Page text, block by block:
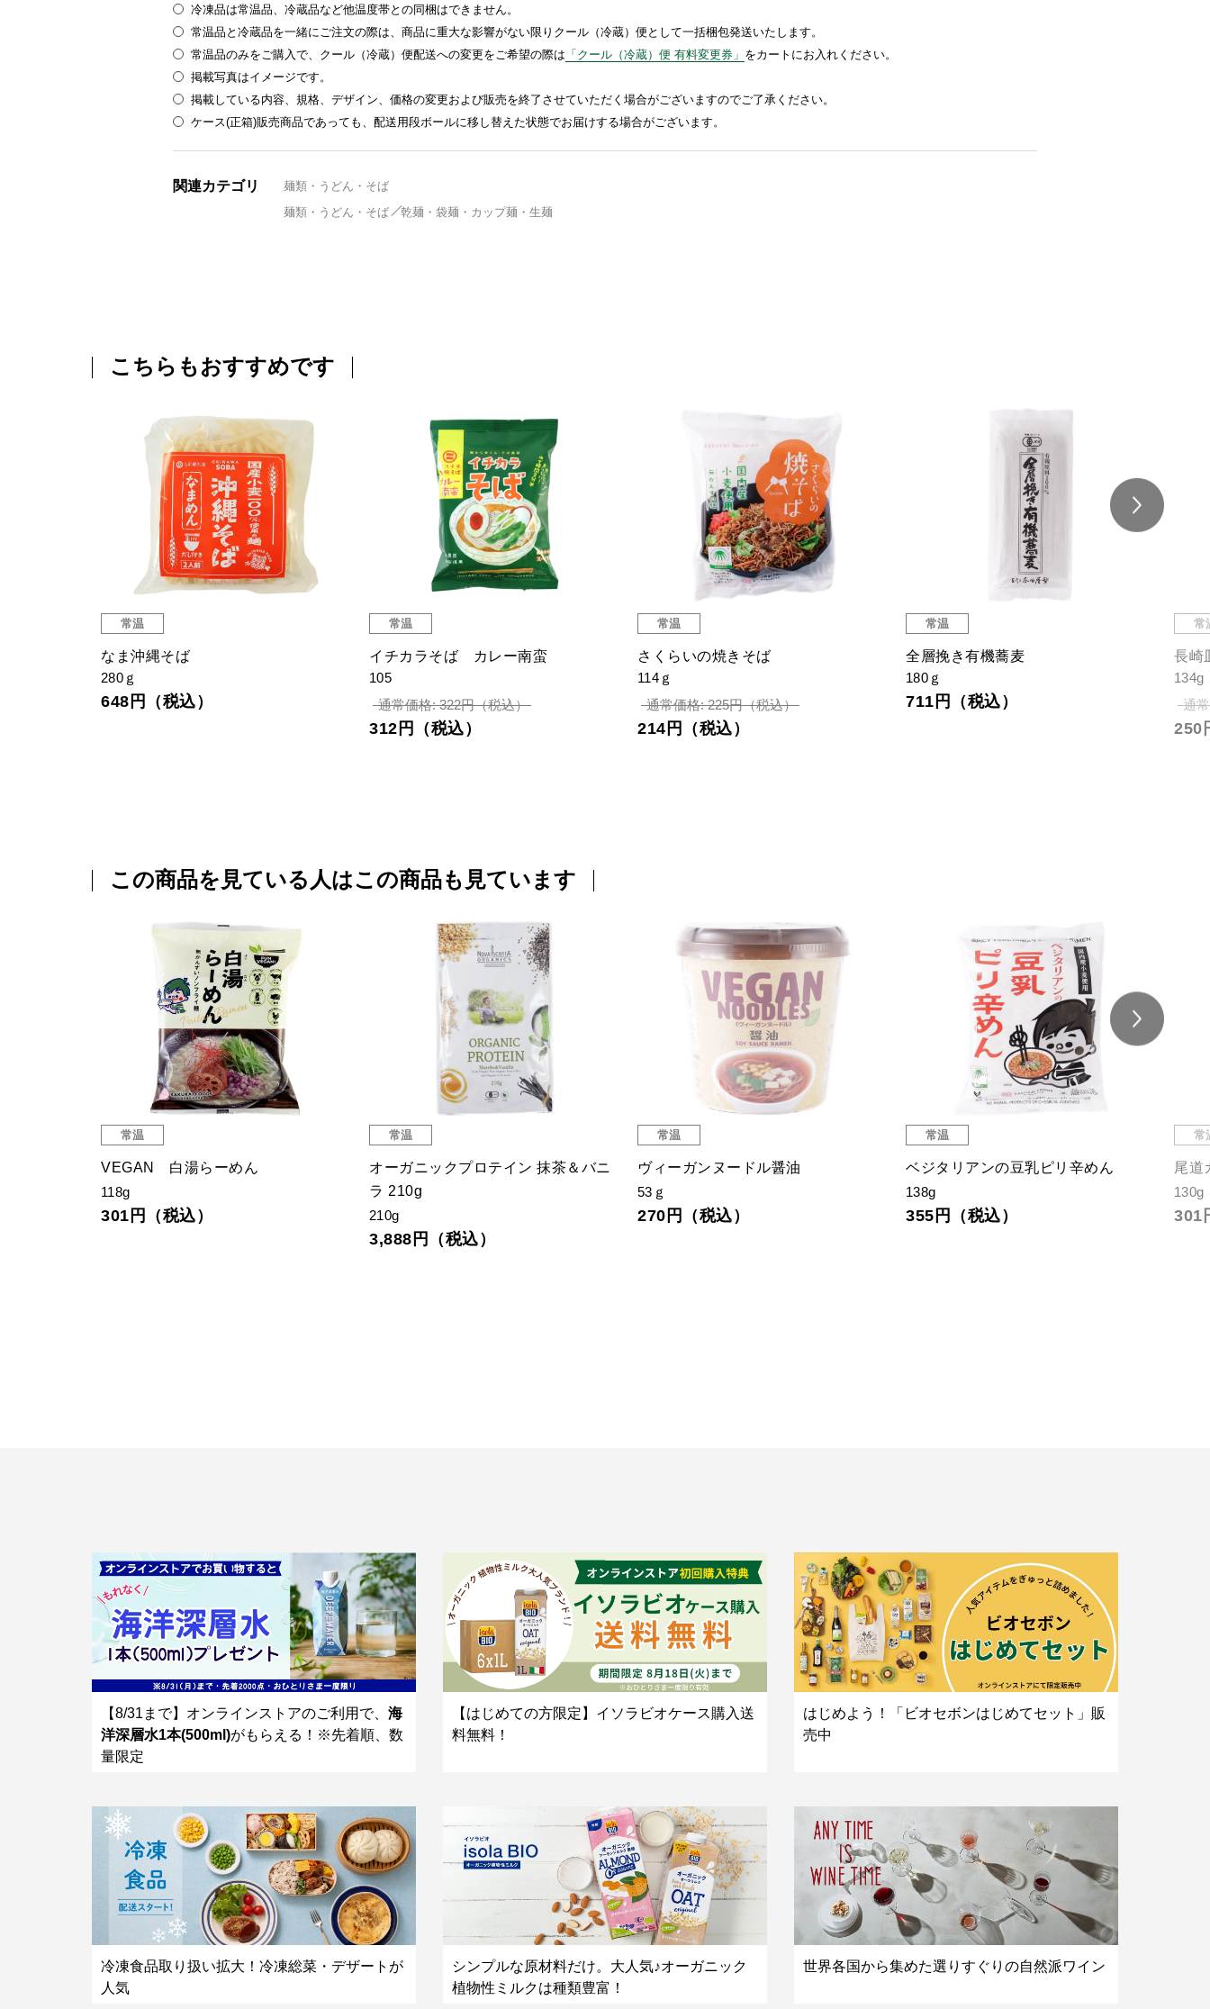
冷凍品は常温品、冷蔵品など他温度帯との同梱はできません。
常温品と冷蔵品を一緒にご注文の際は、商品に重大な影響がない限りクール（冷蔵）便として一括梱包発送いたします。
常温品のみをご購入で、クール（冷蔵）便配送への変更をご希望の際は 「クール（冷蔵）便 有料変更券」 をカートにお入れください。
掲載写真はイメージです。
掲載している内容、規格、デザイン、価格の変更および販売を終了させていただく場合がございますのでご了承ください。
ケース(正箱)販売商品であっても、配送用段ボールに移し替えた状態でお届けする場合がございます。
関連カテゴリ
麺類・うどん・そば
麺類・うどん・そば
乾麺・袋麺・カップ麺・生麺
こちらもおすすめです
常温
長崎皿うどん
134g
通常価格: 357円（税込）
常温
有機ヴィーガンカップ焼きそば
103g
594円（税込）
常温
海鮮小魚ふりかけ
35g
484円（税込）
常温
有機 生蕎麦2人前つゆなし
200g
754円（税込）
常
尾道
130g
268
この商品を見ている人はこの商品も見ています
常温
尾道カレーまぜ麺
130g（めん90g）
301円（税込）
常温
なま沖縄そば
280ｇ
648円（税込）
常温
冷しらーめん
123ｇ
247円（税込）
常温
尾道和山椒まぜ麺
130g
301円（税込）
常
尾道
130g
268
【8/31まで】オンラインストアのご利用で、 海
洋深層水1本(500ml)がもらえる！※先着順、数
量限定
【はじめての方限定】イソラビオケース購入送
料無料！
はじめよう！「ビオセボンはじめてセット」販
売中
冷凍食品取り扱い拡大！冷凍総菜・デザートが
人気
シンプルな原材料だけ。大人気♪オーガニック
植物性ミルクは種類豊富！
世界各国から集めた選りすぐりの自然派ワイン